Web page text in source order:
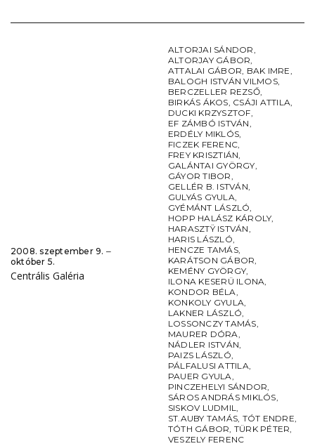
2008. szeptember 9. ‒
október 5.
Centrális Galéria
ALTORJAI SÁNDOR,
ALTORJAY GÁBOR,
ATTALAI GÁBOR, BAK IMRE,
BALOGH ISTVÁN VILMOS,
BERCZELLER REZSŐ,
BIRKÁS ÁKOS, CSÁJI ATTILA,
DUCKI KRZYSZTOF,
EF ZÁMBÓ ISTVÁN,
ERDÉLY MIKLÓS,
FICZEK FERENC,
FREY KRISZTIÁN,
GALÁNTAI GYÖRGY,
GÁYOR TIBOR,
GELLÉR B. ISTVÁN,
GULYÁS GYULA,
GYÉMÁNT LÁSZLÓ,
HOPP HALÁSZ KÁROLY,
HARASZTŸ ISTVÁN,
HARIS LÁSZLÓ,
HENCZE TAMÁS,
KARÁTSON GÁBOR,
KEMÉNY GYÖRGY,
ILONA KESERÜ ILONA,
KONDOR BÉLA,
KONKOLY GYULA,
LAKNER LÁSZLÓ,
LOSSONCZY TAMÁS,
MAURER DÓRA,
NÁDLER ISTVÁN,
PAIZS LÁSZLÓ,
PÁLFALUSI ATTILA,
PAUER GYULA,
PINCZEHELYI SÁNDOR,
SÁROS ANDRÁS MIKLÓS,
SISKOV LUDMIL,
ST.AUBY TAMÁS, TÓT ENDRE,
TÓTH GÁBOR, TÜRK PÉTER,
VESZELY FERENC